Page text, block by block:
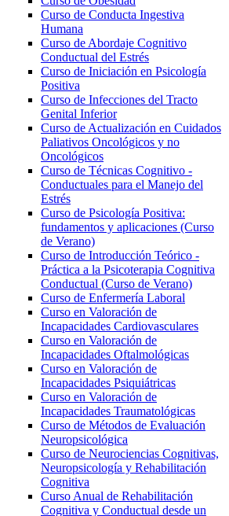
Curso de Conducta Ingestiva
Humana
Curso de Abordaje Cognitivo
Conductual del Estrés
Curso de Iniciación en Psicología
Positiva
Curso de Infecciones del Tracto
Genital Inferior
Curso de Actualización en Cuidados
Paliativos Oncológicos y no
Oncológicos
Curso de Técnicas Cognitivo -
Conductuales para el Manejo del
Estrés
Curso de Psicología Positiva:
fundamentos y aplicaciones (Curso
de Verano)
Curso de Introducción Teórico -
Práctica a la Psicoterapia Cognitiva
Conductual (Curso de Verano)
Curso de Enfermería Laboral
Curso en Valoración de
Incapacidades Cardiovasculares
Curso en Valoración de
Incapacidades Oftalmológicas
Curso en Valoración de
Incapacidades Psiquiátricas
Curso en Valoración de
Incapacidades Traumatológicas
Curso de Métodos de Evaluación
Neuropsicológica
Curso de Neurociencias Cognitivas,
Neuropsicología y Rehabilitación
Cognitiva
Curso Anual de Rehabilitación
Cognitiva y Conductual desde un